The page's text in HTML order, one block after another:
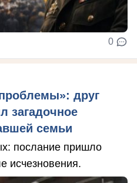
0
друг
загадочное
семьи
послание пришло
исчезновения.